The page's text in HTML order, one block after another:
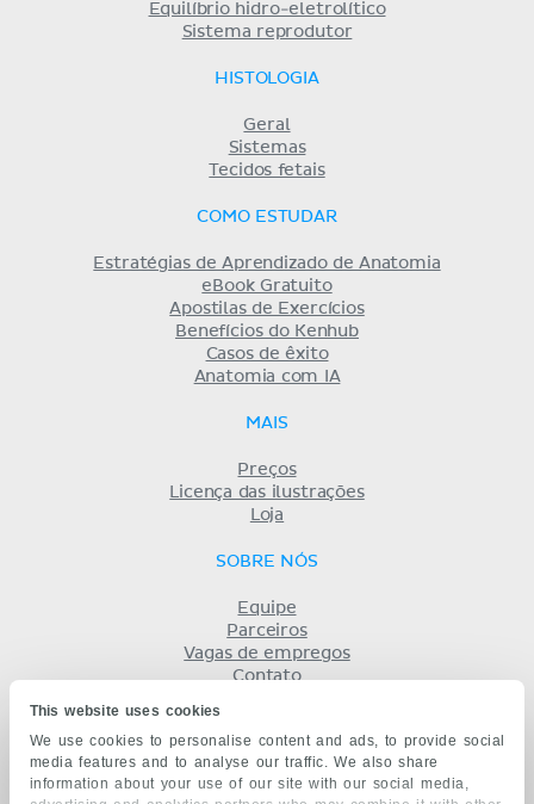
This website uses cookies
We use cookies to personalise content and ads, to provide social
media features and to analyse our traffic. We also share
information about your use of our site with our social media,
Equilíbrio hidro-eletrolítico
Sistema reprodutor
HISTOLOGIA
Geral
Sistemas
Tecidos fetais
COMO ESTUDAR
Estratégias de Aprendizado de Anatomia
eBook Gratuito
Apostilas de Exercícios
Benefícios do Kenhub
Casos de êxito
Anatomia com IA
MAIS
Preços
Licença das ilustrações
Loja
SOBRE NÓS
Equipe
Parceiros
Vagas de empregos
Contato
Privacidade
KENHUB EM...